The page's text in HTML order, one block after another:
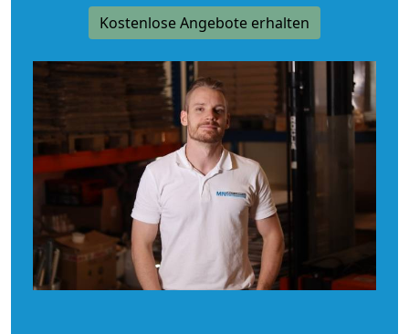
Kostenlose Angebote erhalten